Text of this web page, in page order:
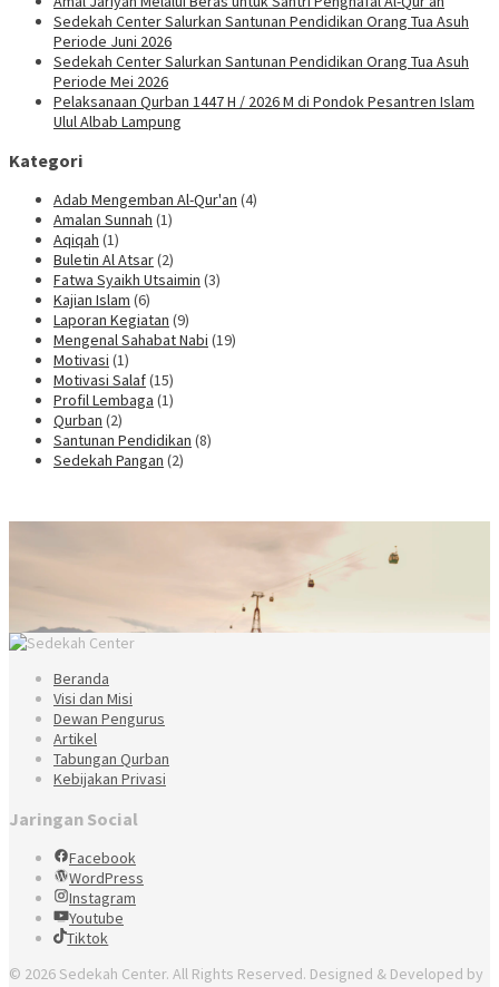
Sedekah Center Salurkan Santunan Pendidikan Orang Tua Asuh
Periode Juni 2026
Sedekah Center Salurkan Santunan Pendidikan Orang Tua Asuh
Periode Mei 2026
Pelaksanaan Qurban 1447 H / 2026 M di Pondok Pesantren Islam
Ulul Albab Lampung
Kategori
Adab Mengemban Al-Qur'an (4)
Amalan Sunnah (1)
Aqiqah (1)
Buletin Al Atsar(2)
Fatwa Syaikh Utsaimin (3)
Kajian Islam (6)
Laporan Kegiatan (9)
Mengenal Sahabat Nabi (19)
Motivasi (1)
Motivasi Salaf(15)
Profil Lembaga (1)
Qurban (2)
Santunan Pendidikan (8)
Sedekah Pangan (2)
Beranda
Visi dan Misi
Dewan Pengurus
Artikel
Tabungan Qurban
Kebijakan Privasi
Jaringan Social
Facebook
WordPress
Instagram
Youtube
Tiktok
© 2026 Sedekah Center. All Rights Reserved. Designed & Developed by